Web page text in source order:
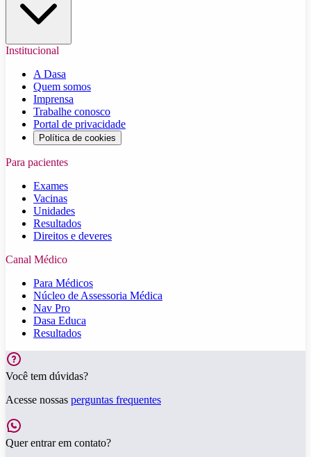
Institucional
A Dasa
Quem somos
Imprensa
Trabalhe conosco
Portal de privacidade
Política de cookies
Para pacientes
Exames
Vacinas
Unidades
Resultados
Direitos e deveres
Canal Médico
Para Médicos
Núcleo de Assessoria Médica
Nav Pro
Dasa Educa
Resultados
Você tem dúvidas?
Acesse nossas perguntas frequentes
Quer entrar em contato?